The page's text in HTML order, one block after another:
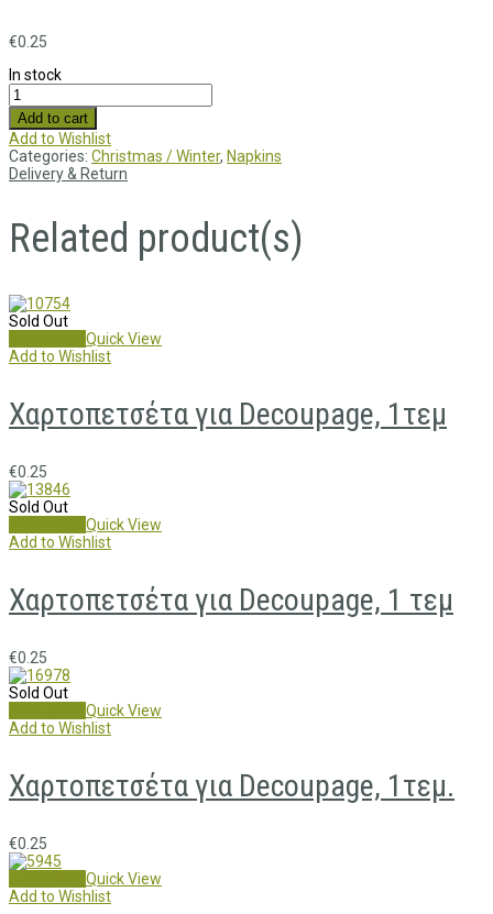
€0.25
In stock
Add to cart
Add to Wishlist
Categories: Christmas / Winter, Napkins
Delivery & Return
Related product(s)
Sold Out
Quick View
Add to Wishlist
Χαρτοπετσέτα για Decoupage, 1τεμ
€0.25
Sold Out
Quick View
Add to Wishlist
Χαρτοπετσέτα για Decoupage, 1 τεμ
€0.25
Sold Out
Quick View
Add to Wishlist
Χαρτοπετσέτα για Decoupage, 1τεμ.
€0.25
Quick View
Add to Wishlist